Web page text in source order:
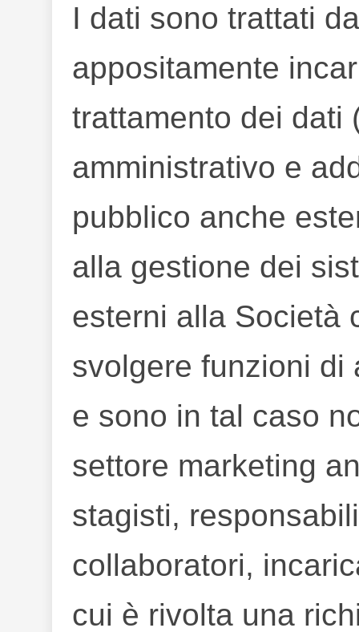
I dati sono trattati
appositamente
trattamento dei dati
amministrativo e
pubblico anche
alla gestione dei
esterni alla Società
svolgere funzioni di
e sono in tal caso
settore marketing
stagisti,
collaboratori,
cui è rivolta una